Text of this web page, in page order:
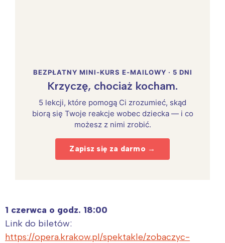
BEZPŁATNY MINI-KURS E-MAILOWY · 5 DNI
Krzyczę, chociaż kocham.
5 lekcji, które pomogą Ci zrozumieć, skąd
biorą się Twoje reakcje wobec dziecka — i co
możesz z nimi zrobić.
Zapisz się za darmo →
1 czerwca o godz. 18:00
Link do biletów:
https://opera.krakow.pl/spektakle/zobaczyc-